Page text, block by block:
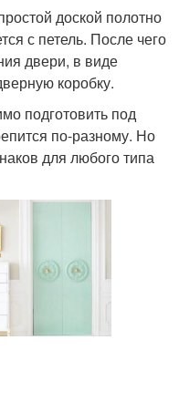
доской полотно
с петель. После чего
двери, в виде
коробку.
подготовить под
по-разному. Но
для любого типа